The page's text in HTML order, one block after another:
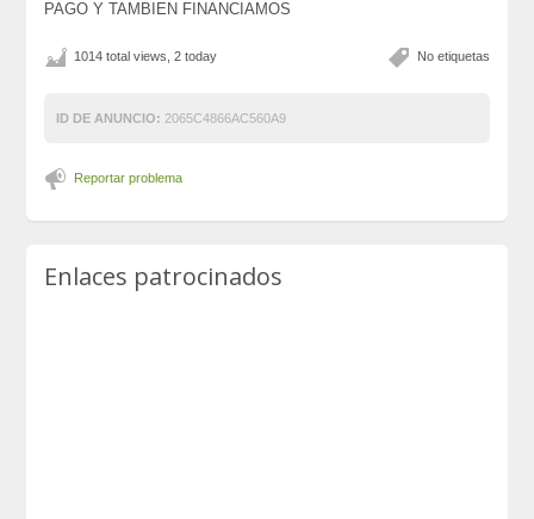
PAGO Y TAMBIEN FINANCIAMOS
No etiquetas
1014 total views, 2 today
ID DE ANUNCIO: 2065C4866AC560A9
Reportar problema
Enlaces patrocinados